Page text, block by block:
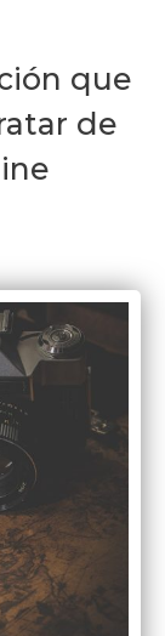
que
de